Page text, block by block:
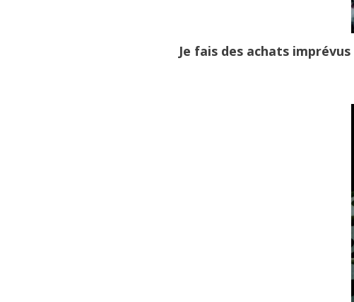
Je fais des achats imprévus